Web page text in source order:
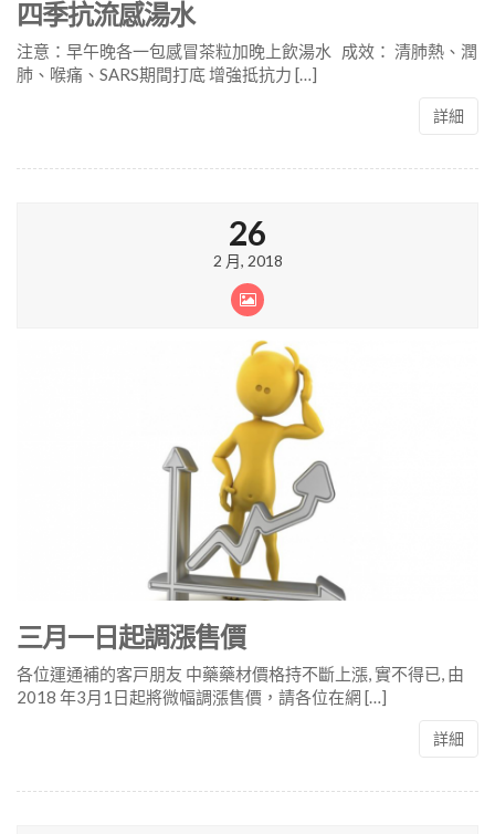
四季抗流感湯水
注意：早午晚各一包感冒茶粒加晚上飲湯水 成效： 清肺熱、潤
肺、喉痛、SARS期間打底 增強抵抗力 […]
詳細
26
2 月, 2018
三月一日起調漲售價
各位運通補的客戸朋友 中藥藥材價格持不斷上漲, 實不得已, 由
2018 年3月1日起將微幅調漲售價，請各位在網 […]
詳細